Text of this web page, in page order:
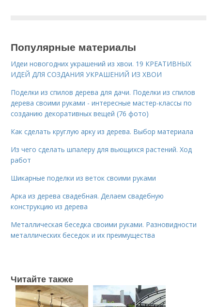
Популярные материалы
Идеи новогодних украшений из хвои. 19 КРЕАТИВНЫХ
ИДЕЙ ДЛЯ СОЗДАНИЯ УКРАШЕНИЙ ИЗ ХВОИ
Поделки из спилов дерева для дачи. Поделки из спилов
дерева своими руками - интересные мастер-классы по
созданию декоративных вещей (76 фото)
Как сделать круглую арку из дерева. Выбор материала
Из чего сделать шпалеру для вьющихся растений. Ход
работ
Шикарные поделки из веток своими руками
Арка из дерева свадебная. Делаем свадебную
конструкцию из дерева
Металлическая беседка своими руками. Разновидности
металлических беседок и их преимущества
Читайте также